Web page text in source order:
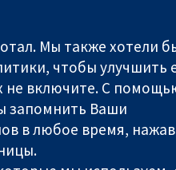
Пресс-служба
О нас
Работа
Cochrane Library
Мы также хотели
чтобы улучшить
не включите. С
запомнить Ваши
в любое время,